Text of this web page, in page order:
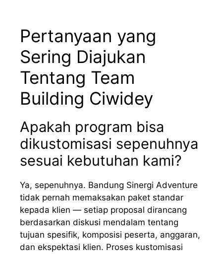
Pertanyaan yang
Sering Diajukan
Tentang Team
Building Ciwidey
Apakah program bisa
dikustomisasi sepenuhnya
sesuai kebutuhan kami?
Ya, sepenuhnya. Bandung Sinergi Adventure
tidak pernah memaksakan paket standar
kepada klien — setiap proposal dirancang
berdasarkan diskusi mendalam tentang
tujuan spesifik, komposisi peserta, anggaran,
dan ekspektasi klien. Proses kustomisasi